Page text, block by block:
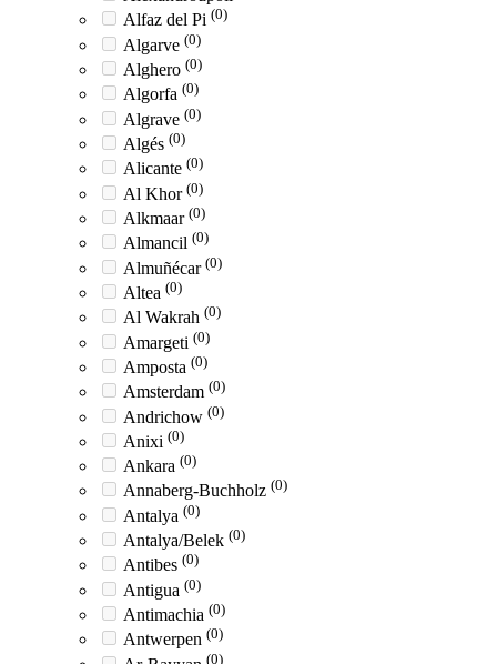
Alfaz del Pi (0)
Algarve (0)
Alghero (0)
Algorfa (0)
Algrave (0)
Algés (0)
Alicante (0)
Al Khor (0)
Alkmaar (0)
Almancil (0)
Almuñécar (0)
Altea (0)
Al Wakrah (0)
Amargeti (0)
Amposta (0)
Amsterdam (0)
Andrichow (0)
Anixi (0)
Ankara (0)
Annaberg-Buchholz (0)
Antalya (0)
Antalya/Belek (0)
Antibes (0)
Antigua (0)
Antimachia (0)
Antwerpen (0)
(0)